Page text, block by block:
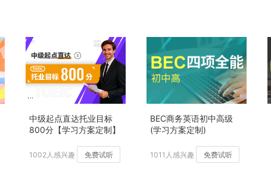
中级起点直达托业目标
800分【学习方案定制】
1002人感兴趣 免费试听
BEC商务英语初中高级
(学习方案定制)
1011人感兴趣 免费试听